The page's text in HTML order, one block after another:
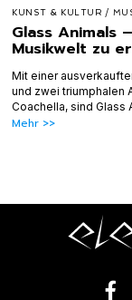
KUNST & KULTUR /
Glass Animals
Musikwelt zu
Mit einer
und zwei triumphalen
Coachella, sind Glass
Mehr >>